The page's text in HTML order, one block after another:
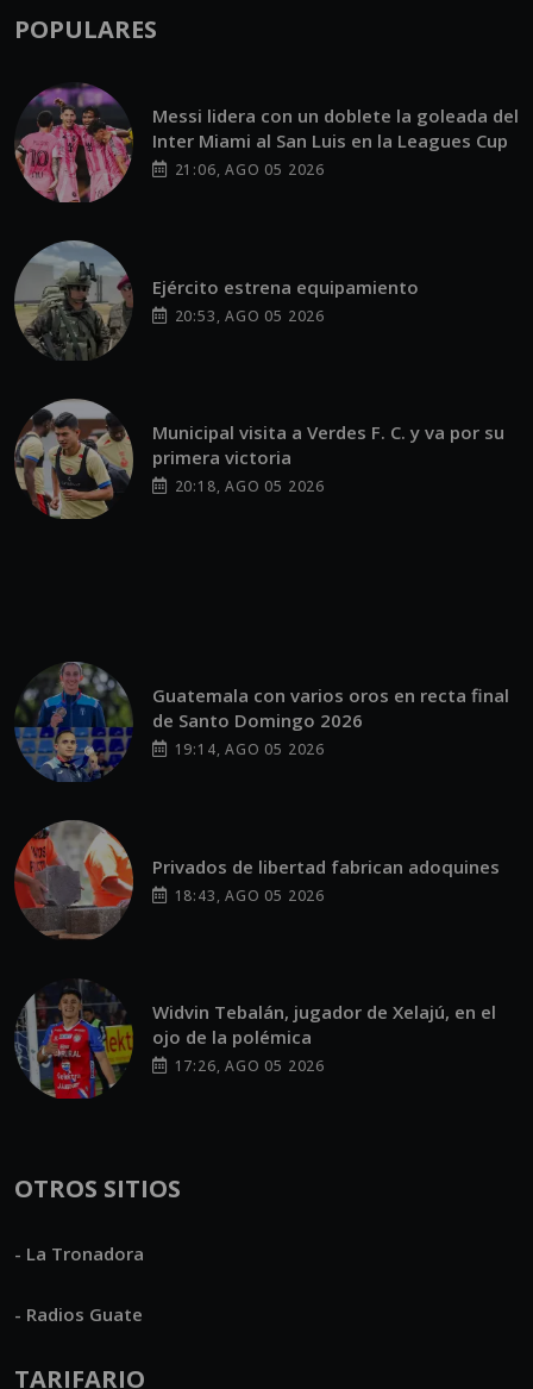
POPULARES
Messi lidera con un doblete la goleada del
Inter Miami al San Luis en la Leagues Cup
21:06, AGO 05 2026
Ejército estrena equipamiento
20:53, AGO 05 2026
Municipal visita a Verdes F. C. y va por su
primera victoria
20:18, AGO 05 2026
Guatemala con varios oros en recta final
de Santo Domingo 2026
19:14, AGO 05 2026
Privados de libertad fabrican adoquines
18:43, AGO 05 2026
Widvin Tebalán, jugador de Xelajú, en el
ojo de la polémica
17:26, AGO 05 2026
OTROS SITIOS
- La Tronadora
- Radios Guate
TARIFARIO